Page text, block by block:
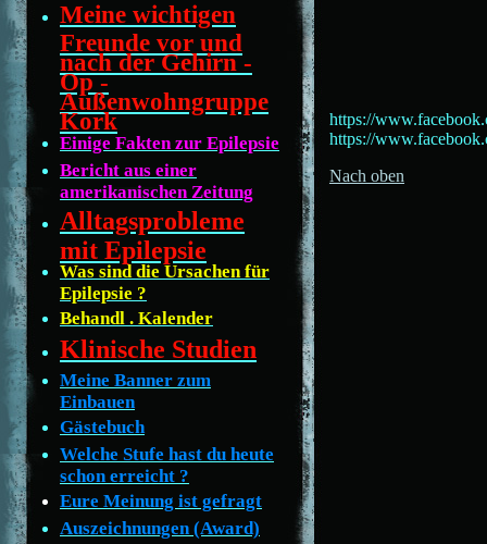
Meine wichtigen
Freunde vor und
nach der Gehirn -
Op -
Außenwohngruppe
Kork
Einige Fakten zur Epilepsie
Bericht aus einer
amerikanischen Zeitung
Alltagsprobleme
mit Epilepsie
Was sind die Ursachen für
Epilepsie ?
Behandl . Kalender
Klinische Studien
Meine Banner zum
Einbauen
Gästebuch
Welche Stufe hast du heute
schon erreicht ?
Eure Meinung ist gefragt
Auszeichnungen (Award)
https://
https://
Nach oben